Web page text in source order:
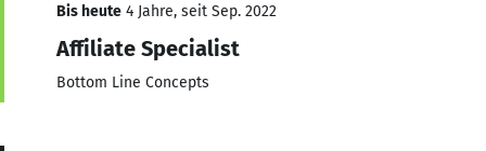
Bis heute 4 Jahre, seit Sep. 2022
Affiliate Specialist
Bottom Line Concepts